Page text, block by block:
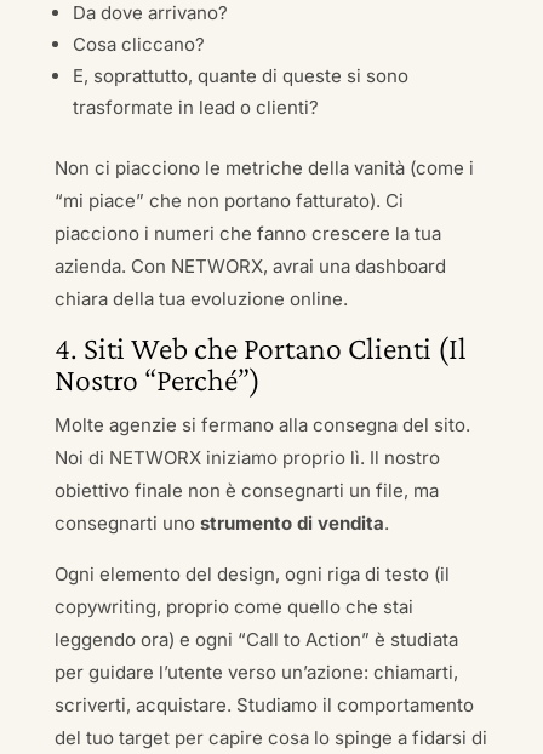
Da dove arrivano?
Cosa cliccano?
E, soprattutto, quante di queste si sono
trasformate in lead o clienti?
Non ci piacciono le metriche della vanità (come i
“mi piace” che non portano fatturato). Ci
piacciono i numeri che fanno crescere la tua
azienda. Con NETWORX, avrai una dashboard
chiara della tua evoluzione online.
4. Siti Web che Portano Clienti (Il
Nostro “Perché”)
Molte agenzie si fermano alla consegna del sito.
Noi di NETWORX iniziamo proprio lì. Il nostro
obiettivo finale non è consegnarti un file, ma
consegnarti uno strumento di vendita.
Ogni elemento del design, ogni riga di testo (il
copywriting, proprio come quello che stai
leggendo ora) e ogni “Call to Action” è studiata
per guidare l’utente verso un’azione: chiamarti,
scriverti, acquistare. Studiamo il comportamento
del tuo target per capire cosa lo spinge a fidarsi di